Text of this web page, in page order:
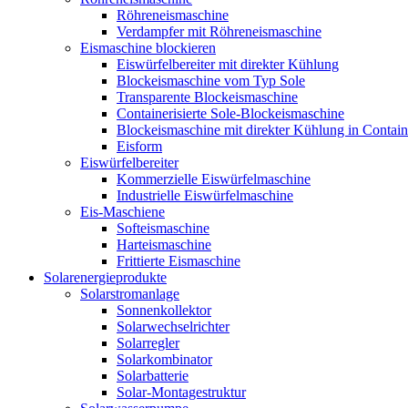
Röhreneismaschine
Verdampfer mit Röhreneismaschine
Eismaschine blockieren
Eiswürfelbereiter mit direkter Kühlung
Blockeismaschine vom Typ Sole
Transparente Blockeismaschine
Containerisierte Sole-Blockeismaschine
Blockeismaschine mit direkter Kühlung in
Eisform
Eiswürfelbereiter
Kommerzielle Eiswürfelmaschine
Industrielle Eiswürfelmaschine
Eis-Maschiene
Softeismaschine
Harteismaschine
Frittierte Eismaschine
Solarenergieprodukte
Solarstromanlage
Sonnenkollektor
Solarwechselrichter
Solarregler
Solarkombinator
Solarbatterie
Solar-Montagestruktur